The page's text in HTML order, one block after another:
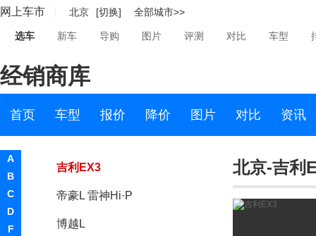
网上车市 北京 [切换] 全部城市>>
选车 新车 导购 图片 评测 对比 车型
经销商库
首页 车型 报价 降价 图片 对比 资讯
A
B
C
D
F
星瑞
星越L
星越S
吉利EX3
帝豪L 雷神Hi·P
博越L
北京-吉利